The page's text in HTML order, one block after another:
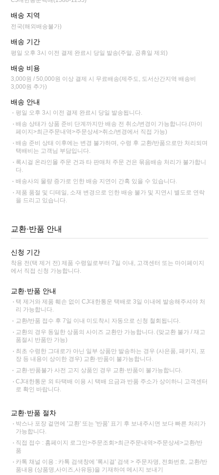
배송 지역
전국(해외배송불가)
배송 기간
평일 오후 3시 이전 결제 완료시 당일 발송(주말, 공휴일 제외)
배송 비용
3,000원 / 50,000원 이상 결제 시 무료배송(제주도, 도서산간지역 배송비
3,000원 추가)
배송 안내
평일 오후 3시 이전 결제 완료시 당일 발송됩니다.
배송 상태가 상품 준비 단계까지만 배송 전 취소/변경이 가능합니다.(마이
페이지>최근주문내역>주문상세>취소/변경에서 직접 가능)
배송 준비 상태 이후에는 변경 불가하며, 수령 후 교환/반품으로만 처리되며
택배비는 고객님 부담입니다.
록시걸 온라인몰 주문 건과 타 판매처 주문 건은 묶음배송 처리가 불가합니
다.
배송사의 물량 증가로 인한 배송 지연이 간혹 있을 수 있습니다.
제품 품절 및 디테일, 소재 변경으로 인한 배송 불가 및 지연시 별도로 연락
을 드리고 있습니다.
교환·반품 안내
신청 기간
착용 전(택 제거 전) 제품 수령일로부터 7일 이내, 고객센터 또는 마이페이지
에서 직접 신청 가능합니다.
교환·반품 안내
택 제거와 제품 훼손 없이 CJ대한통운 택배로 3일 이내에 발송해주셔야 처
리 가능합니다.
교환/반품 접수 후 7일 이내 미도착시 자동으로 신청 철회됩니다.
교환의 경우 동일한 상품의 사이즈 교환만 가능합니다. (맞교환 불가 / 재고
품절시 반품만 가능)
최초 수령한 그대로가 아닌 일부 상품만 발송하는 경우 (사은품, 패키지, 포
장 등 내용이 상이한 경우) 교환·반품이 불가능합니다.
교환·반품불가 사전 고지 상품인 경우 교환·반품이 불가능합니다.
CJ대한통운 외 타택배 이용 시 택배 요금과 반품 주소가 상이하니 고객센터
로 확인 바랍니다.
교환·반품 절차
박스나 포장 겉면에 '교환' 또는 '반품' 표기 후 보내주시면 보다 빠른 처리가
가능합니다.
직접 접수 : 홈페이지 로그인>주문조회>최근주문내역>주문상세>교환/반
품
카톡 채널 이용 : 카톡 검색창에 '록시걸' 검색 > 주문자명, 전화번호, 교환/반
품내용 (상품명,사이즈,사유등)을 기재하여 메시지 보내기